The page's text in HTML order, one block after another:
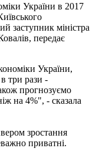
України в 2017
заступник міністра
передає
України,
три рази -
прогнозуємо
на 4%", - сказала
зростання
приватні.